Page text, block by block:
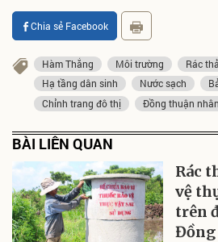
Chia sẻ Facebook
Hàm Thắng Môi trường Rác
Hạ tầng dân sinh
Nước sạch
Chỉnh trang đô thị
Đồng thuận
BÀI LIÊN QUAN
Rác
vệ
trên
Đồng